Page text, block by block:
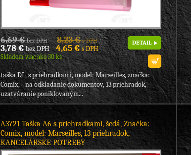
6,69 €bez DPH 8,23 €s DPH
3,78 €bez DPH 4,65 €s DPH
Skladom viac ako 30 ks
DETAIL
taška DL, s priehradkami, model: Marseilles, značka:
Comix, - na odkladanie dokumentov, 13 priehradok, -
uzatváranie poniklovaným...
A3721 Taška A6 s priehradkami, šedá, Značka:
Comix, model: Marseilles, 13 priehradok,
KANCELÁRSKE POTREBY